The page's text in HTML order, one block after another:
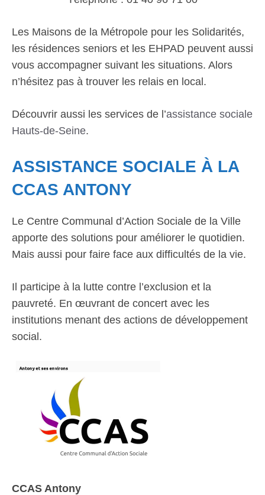
Les Maisons de la Métropole pour les Solidarités,
les résidences seniors et les EHPAD peuvent aussi
vous accompagner suivant les situations. Alors
n’hésitez pas à trouver les relais en local.
Découvrir aussi les services de l’assistance sociale
Hauts-de-Seine.
ASSISTANCE SOCIALE À LA
CCAS ANTONY
Le Centre Communal d’Action Sociale de la Ville
apporte des solutions pour améliorer le quotidien.
Mais aussi pour faire face aux difficultés de la vie.
Il participe à la lutte contre l’exclusion et la
pauvreté. En œuvrant de concert avec les
institutions menant des actions de développement
social.
CCAS Antony